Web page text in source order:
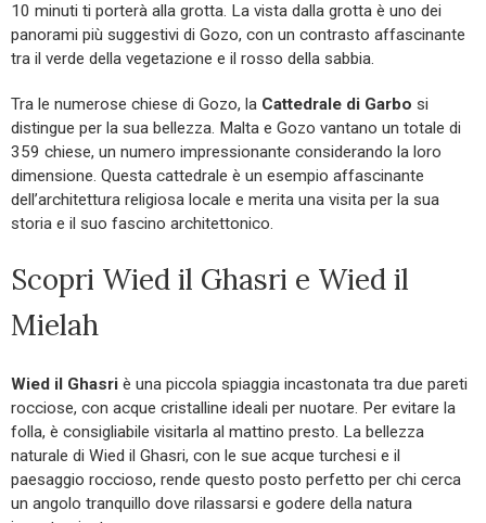
10 minuti ti porterà alla grotta. La vista dalla grotta è uno dei
panorami più suggestivi di Gozo, con un contrasto affascinante
tra il verde della vegetazione e il rosso della sabbia.
Tra le numerose chiese di Gozo, la Cattedrale di Garbo si
distingue per la sua bellezza. Malta e Gozo vantano un totale di
359 chiese, un numero impressionante considerando la loro
dimensione. Questa cattedrale è un esempio affascinante
dell’architettura religiosa locale e merita una visita per la sua
storia e il suo fascino architettonico.
Scopri Wied il Ghasri e Wied il
Mielah
Wied il Ghasri è una piccola spiaggia incastonata tra due pareti
rocciose, con acque cristalline ideali per nuotare. Per evitare la
folla, è consigliabile visitarla al mattino presto. La bellezza
naturale di Wied il Ghasri, con le sue acque turchesi e il
paesaggio roccioso, rende questo posto perfetto per chi cerca
un angolo tranquillo dove rilassarsi e godere della natura